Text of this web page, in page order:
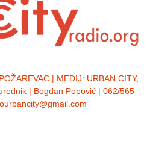
| MEDIJ: URBAN CITY,
| Bogdan Popović | 062/565-